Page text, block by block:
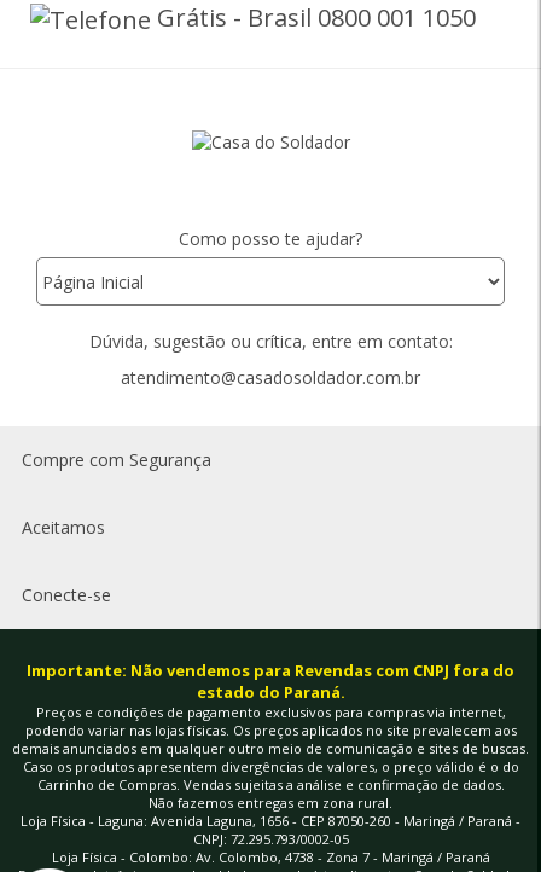
Grátis - Brasil 0800 001 1050
Como posso te ajudar?
Dúvida, sugestão ou crítica, entre em contato:
atendimento@casadosoldador.com.br
Compre com Segurança
Aceitamos
Conecte-se
Importante: Não vendemos para Revendas com CNPJ fora do
estado do Paraná.
Preços e condições de pagamento exclusivos para compras via internet,
podendo variar nas lojas físicas. Os preços aplicados no site prevalecem aos
demais anunciados em qualquer outro meio de comunicação e sites de buscas.
Caso os produtos apresentem divergências de valores, o preço válido é o do
Carrinho de Compras. Vendas sujeitas a análise e confirmação de dados.
Não fazemos entregas em zona rural.
Loja Física - Laguna: Avenida Laguna, 1656 - CEP 87050-260 - Maringá / Paraná -
CNPJ: 72.295.793/0002-05
Loja Física - Colombo: Av. Colombo, 4738 - Zona 7 - Maringá / Paraná